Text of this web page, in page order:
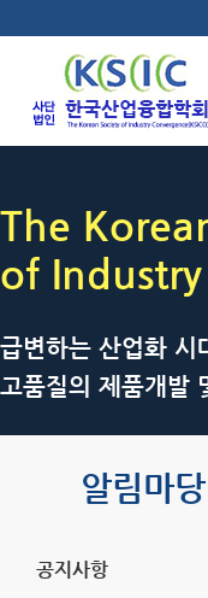
The
of
급변하는 산업화 시
고품질의 제품개발
알림마당
공지사항